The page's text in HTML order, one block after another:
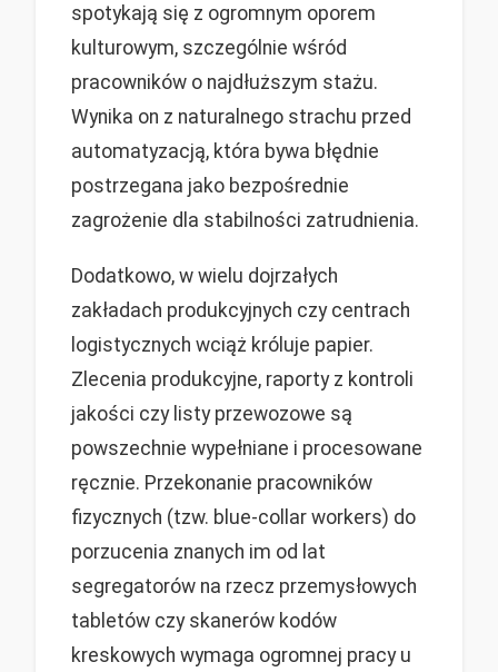
spotykają się z ogromnym oporem
kulturowym, szczególnie wśród
pracowników o najdłuższym stażu.
Wynika on z naturalnego strachu przed
automatyzacją, która bywa błędnie
postrzegana jako bezpośrednie
zagrożenie dla stabilności zatrudnienia.
Dodatkowo, w wielu dojrzałych
zakładach produkcyjnych czy centrach
logistycznych wciąż króluje papier.
Zlecenia produkcyjne, raporty z kontroli
jakości czy listy przewozowe są
powszechnie wypełniane i procesowane
ręcznie. Przekonanie pracowników
fizycznych (tzw. blue-collar workers) do
porzucenia znanych im od lat
segregatorów na rzecz przemysłowych
tabletów czy skanerów kodów
kreskowych wymaga ogromnej pracy u